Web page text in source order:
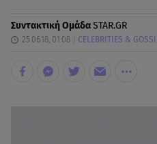
Συντακτική ΟμάδαSTAR.GR
25.06.18, 01:08 CELEBRITIES &